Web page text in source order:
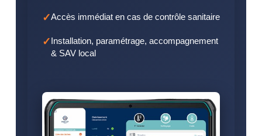
Accès immédiat en cas de contrôle sanitaire
Installation, paramétrage, accompagnement
& SAV local